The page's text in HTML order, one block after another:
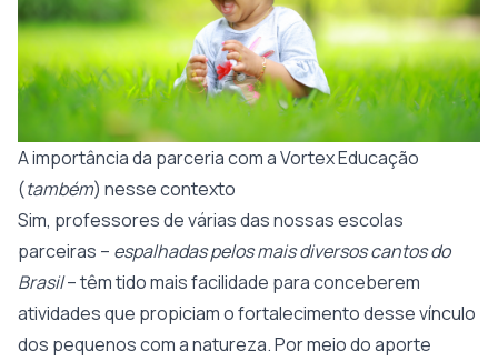
A importância da parceria com a Vortex Educação
(também) nesse contexto
Sim, professores de várias das nossas escolas
parceiras – espalhadas pelos mais diversos cantos do
Brasil– têm tido mais facilidade para conceberem
atividades que propiciam o fortalecimento desse vínculo
dos pequenos com a natureza. Por meio do aporte